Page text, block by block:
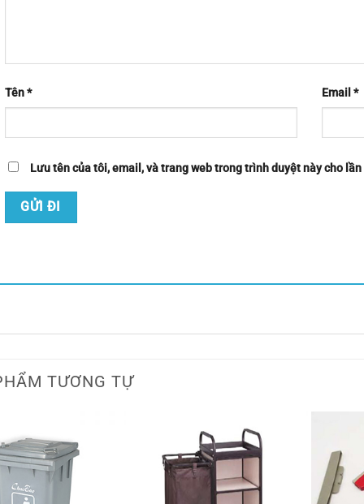
Tên* Email *
Lưu tên của tôi, email, và trang web trong trình duyệt này cho
TƯƠNG TỰ